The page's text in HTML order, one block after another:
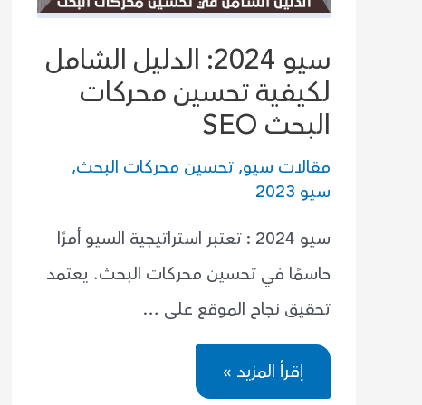
سيو 2024: الدليل الشامل
لكيفية تحسين محركات
البحث SEO
مقالات سيو,تحسين محركات البحث,
سيو 2023
سيو 2024 : تعتبر استراتيجية السيو أمرًا
حاسمًا في تحسين محركات البحث. يعتمد
تحقيق نجاح الموقع على …
سيو
2024:
الدليل
إقرأ المزيد »